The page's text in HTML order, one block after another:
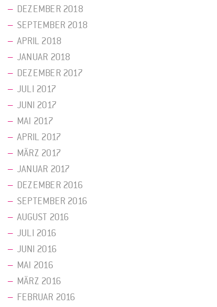
DEZEMBER 2018
SEPTEMBER 2018
APRIL 2018
JANUAR 2018
DEZEMBER 2017
JULI 2017
JUNI 2017
MAI 2017
APRIL 2017
MÄRZ 2017
JANUAR 2017
DEZEMBER 2016
SEPTEMBER 2016
AUGUST 2016
JULI 2016
JUNI 2016
MAI 2016
MÄRZ 2016
FEBRUAR 2016